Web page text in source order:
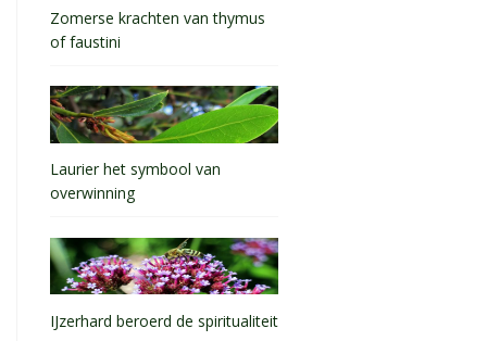
Zomerse krachten van thymus
of faustini
Laurier het symbool van
overwinning
IJzerhard beroerd de spiritualiteit